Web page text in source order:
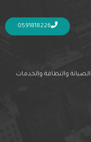
0591818226
It seems we can’t find
والنظافة والخدمات